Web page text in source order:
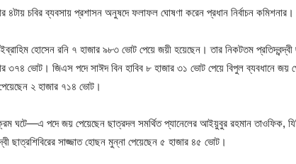
৪টায় চবির ব্যবসায় প্রশাসন অনুষদে ফলাফল ঘোষণা করেন প্রধান নির্বাচন কমিশনার।
ইব্রাহিম হোসেন রনি ৭ হাজার ৯৮৩ ভোট পেয়ে জয়ী হয়েছেন। তার নিকটতম প্রতিদ্বন্দ্বী
৩৭৪ ভোট। জিএস পদে সাঈদ বিন হাবিব ৮ হাজার ৩১ ভোট পেয়ে বিপুল ব্যবধানে জয়
২ হাজার ৭১৪ ভোট।
ঘটে—এ পদে জয় পেয়েছেন ছাত্রদল সমর্থিত প্যানেলের আইয়ুবুর রহমান তাওফিক,
ছাত্রশিবিরের সাজ্জাত হোছন মুন্না পেয়েছেন ৫ হাজার ৪৫ ভোট।